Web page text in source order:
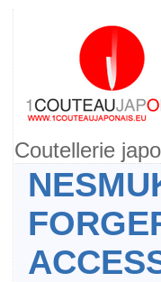
Coutellerie